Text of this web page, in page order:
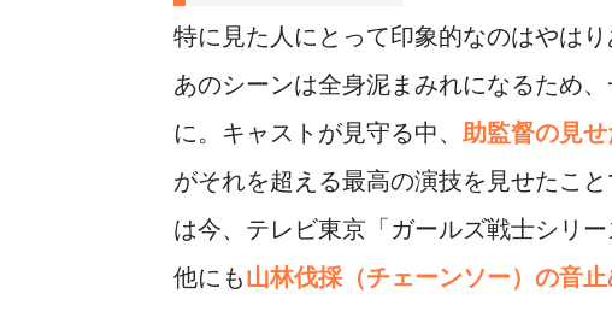
特に見た人にとって印象的なのはやは
あのシーンは全身泥まみれになるため
に。キャストが見守る中、助監督の見
がそれを超える最高の演技を見せたこ
は今、テレビ東京「ガールズ戦士シリ
他にも山林伐採（チェーンソー）の音